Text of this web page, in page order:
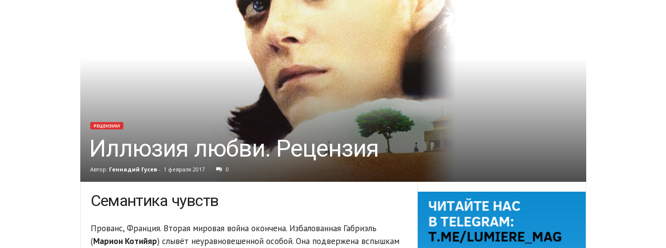
РЕЦЕНЗИИ
Иллюзия любви. Рецензия
Автор: Геннадий Гусев- 1 февраля 2017 0
Семантика чувств
Прованс, Франция. Вторая мировая война окончена. Избалованная Габриэль
(Марион Котийяр) слывёт неуравновешенной особой. Она подвержена вспышкам